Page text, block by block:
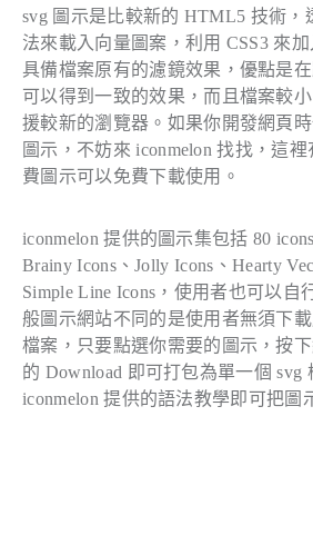
svg 圖示是比較新的 HTML5 技術，
法來載入向量圖案，利用 CSS3 來
具備檔案原有的濾鏡效果，優點是
可以得到一致的效果，而且檔案較
援較新的瀏覽器。如果你開發網頁時
圖示，不妨來 iconmelon 找找，這
費圖示可以免費下載使用。
iconmelon 提供的圖示集包括 80 icons
Brainy Icons、Jolly Icons、Hearty
Simple Line Icons，使用者也可以自
般圖示網站不同的是使用者無須下
檔案，只要點選你需要的圖示，按
的 Download 即可打包為單一個 svg
iconmelon 提供的語法教學即可把圖